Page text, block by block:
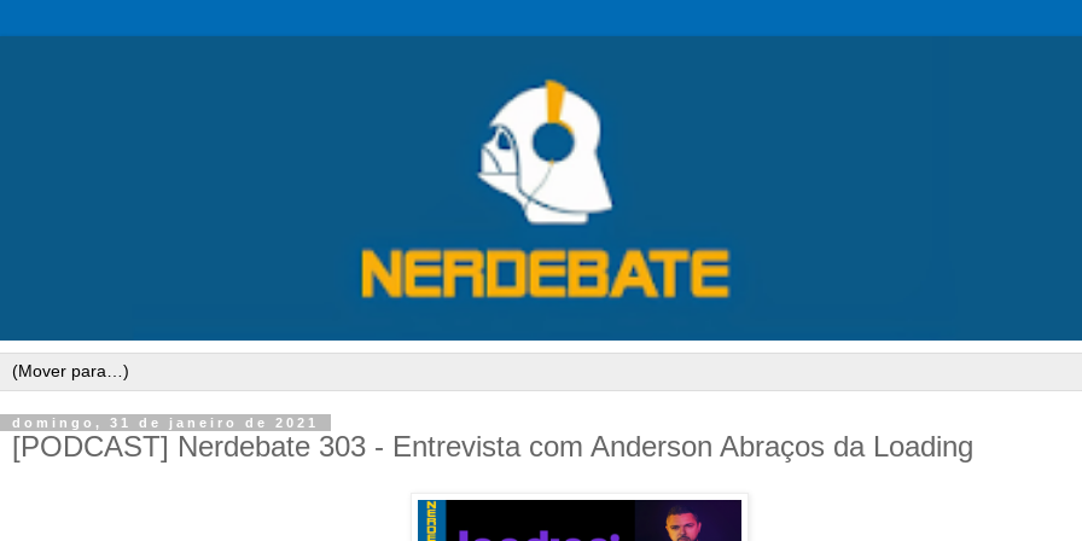
domingo, 31 de janeiro de 2021
[PODCAST] Nerdebate 303 - Entrevista com Anderson Abraços da Loading